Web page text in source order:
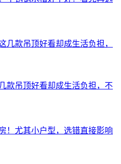
款吊顶好看却成生活负担，不